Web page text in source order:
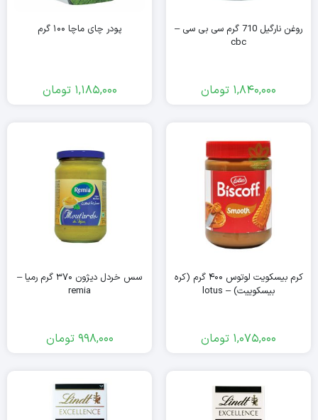
روغن نارگیل 710 گرم سی بی سی –
cbc
1,840,000 تومان
پودر چای ماچا ۱۰۰ گرم
1,185,000 تومان
کرم بیسکویت لوتوس ۴۰۰ گرم (کره
بیسکوییت) – lotus
1,075,000 تومان
سس خردل دیژون ۳۷۰ گرم رمیا –
remia
998,000 تومان